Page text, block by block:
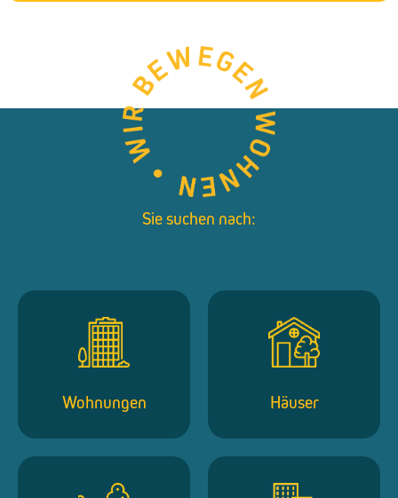
Sie suchen nach:
Wohnungen Häuser